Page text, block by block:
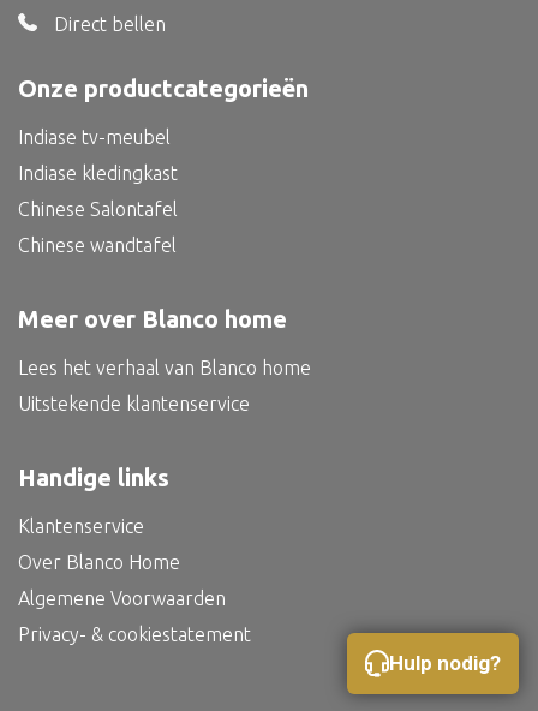
Kelim
Alle bouwmateriaal
Bed
Alle oosterse meubels
Oosterse kast
Oosterse tafel
Hulp nodig?
Onze productcategorieën
Indiase tv-meubel
Indiase kledingkast
Chinese Salontafel
Chinese wandtafel
Meer over Blanco home
Lees het verhaal van Blanco home
Uitstekende klantenservice
Direct bellen
Handige links
Klantenservice
Over Blanco Home
Algemene Voorwaarden
Privacy- & cookiestatement